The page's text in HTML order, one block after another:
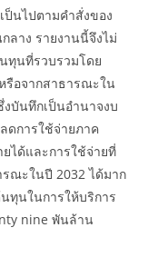
ป็นไปตามคำสั่งของ
ลาง รายงานนี้จึงไม่
ทุนที่รวบรวมโดย
รือจากสาธารณะใน
บันทึกเป็นอำนาจงบ
ดการใช้จ่ายภาค
ได้และการใช้จ่ายที่
ณะในปี 2032 ได้มาก
ทุนในการให้บริการ
nine พันล้าน